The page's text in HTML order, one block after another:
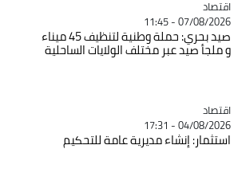
Catégorie
اقتصاد
07/08/2026 - 11:45
صيد بحري: حملة وطنية لتنظيف 45 ميناء
و ملجأ صيد عبر مختلف الولايات الساحلية
Catégorie
اقتصاد
04/08/2026 - 17:31
استثمار: إنشاء مديرية عامة للتحكيم